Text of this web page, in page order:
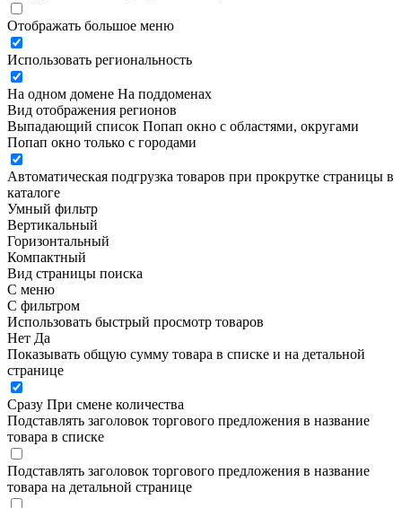
Отображать большое меню
Использовать региональность
На одном домене На поддоменах
Вид отображения регионов
Выпадающий список Попап окно c областями, округами
Попап окно только с городами
Автоматическая подгрузка товаров при прокрутке страницы в
каталоге
Умный фильтр
Вертикальный
Горизонтальный
Компактный
Вид страницы поиска
С меню
С фильтром
Использовать быстрый просмотр товаров
Нет Да
Показывать общую сумму товара в списке и на детальной
странице
Сразу При смене количества
Подставлять заголовок торгового предложения в название
товара в списке
Подставлять заголовок торгового предложения в название
товара на детальной странице